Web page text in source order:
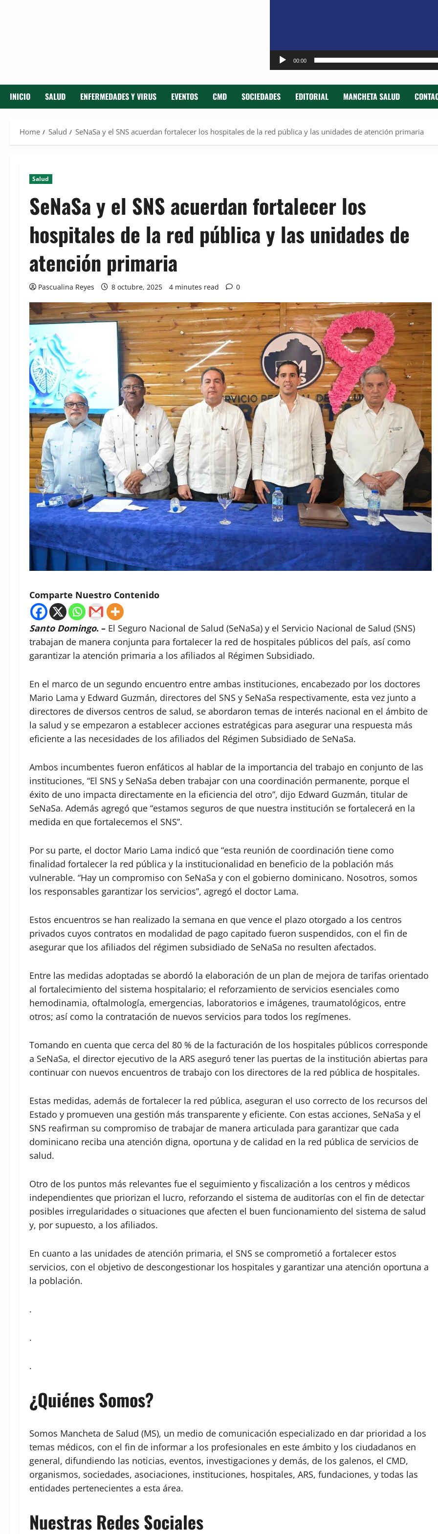
00:00
INICIO SALUD ENFERMEDADES Y VIRUS EVENTOS CMD SOCIEDADES EDITORIAL MANCHETA SALUD
Home Salud SeNaSa y el SNS acuerdan fortalecer los hospitales de la red pública y las unidades de atención primaria
Salud
SeNaSa y el SNS acuerdan fortalecer los
hospitales de la red pública y las unidades de
atención primaria
Pascualina Reyes 8 octubre, 2025 4 minutes read 0
Comparte Nuestro Contenido
Santo Domingo. – El Seguro Nacional de Salud (SeNaSa) y el Servicio Nacional de Salud (SNS)
trabajan de manera conjunta para fortalecer la red de hospitales públicos del país, así como
garantizar la atención primaria a los afiliados al Régimen Subsidiado.
En el marco de un segundo encuentro entre ambas instituciones, encabezado por los doctores
Mario Lama y Edward Guzmán, directores del SNS y SeNaSa respectivamente, esta vez junto a
directores de diversos centros de salud, se abordaron temas de interés nacional en el ámbito de
la salud y se empezaron a establecer acciones estratégicas para asegurar una respuesta más
eficiente a las necesidades de los afiliados del Régimen Subsidiado de SeNaSa.
Ambos incumbentes fueron enfáticos al hablar de la importancia del trabajo en conjunto de las
instituciones, “El SNS y SeNaSa deben trabajar con una coordinación permanente, porque el
éxito de uno impacta directamente en la eficiencia del otro”, dijo Edward Guzmán, titular de
SeNaSa. Además agregó que “estamos seguros de que nuestra institución se fortalecerá en la
medida en que fortalecemos el SNS”.
Por su parte, el doctor Mario Lama indicó que “esta reunión de coordinación tiene como
finalidad fortalecer la red pública y la institucionalidad en beneficio de la población más
vulnerable. “Hay un compromiso con SeNaSa y con el gobierno dominicano. Nosotros, somos
los responsables garantizar los servicios”, agregó el doctor Lama.
Estos encuentros se han realizado la semana en que vence el plazo otorgado a los centros
privados cuyos contratos en modalidad de pago capitado fueron suspendidos, con el fin de
asegurar que los afiliados del régimen subsidiado de SeNaSa no resulten afectados.
Entre las medidas adoptadas se abordó la elaboración de un plan de mejora de tarifas orientado
al fortalecimiento del sistema hospitalario; el reforzamiento de servicios esenciales como
hemodinamia, oftalmología, emergencias, laboratorios e imágenes, traumatológicos, entre
otros; así como la contratación de nuevos servicios para todos los regímenes.
Tomando en cuenta que cerca del 80 % de la facturación de los hospitales públicos corresponde
a SeNaSa, el director ejecutivo de la ARS aseguró tener las puertas de la institución abiertas para
continuar con nuevos encuentros de trabajo con los directores de la red pública de hospitales.
Estas medidas, además de fortalecer la red pública, aseguran el uso correcto de los recursos del
Estado y promueven una gestión más transparente y eficiente. Con estas acciones, SeNaSa y el
SNS reafirman su compromiso de trabajar de manera articulada para garantizar que cada
dominicano reciba una atención digna, oportuna y de calidad en la red pública de servicios de
salud.
Otro de los puntos más relevantes fue el seguimiento y fiscalización a los centros y médicos
independientes que priorizan el lucro, reforzando el sistema de auditorías con el fin de detectar
posibles irregularidades o situaciones que afecten el buen funcionamiento del sistema de salud
y, por supuesto, a los afiliados.
En cuanto a las unidades de atención primaria, el SNS se comprometió a fortalecer estos
servicios, con el objetivo de descongestionar los hospitales y garantizar una atención oportuna a
la población.
.
.
.
¿Quiénes Somos?
Somos Mancheta de Salud (MS), un medio de comunicación especializado en dar prioridad a los
temas médicos, con el fin de informar a los profesionales en este ámbito y los ciudadanos en
general, difundiendo las noticias, eventos, investigaciones y demás, de los galenos, el CMD,
organismos, sociedades, asociaciones, instituciones, hospitales, ARS, fundaciones, y todas las
entidades pertenecientes a esta área.
Nuestras Redes Sociales